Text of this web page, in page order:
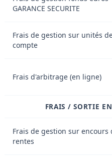
GARANCE SECURITE
Frais de gestion sur unités
compte
Frais d'arbitrage (en ligne)
FRAIS / SORTIE
Frais de gestion sur encours
rentes